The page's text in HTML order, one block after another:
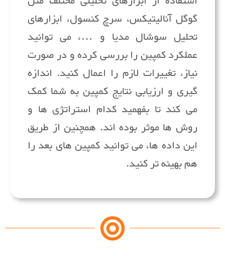
گوگل آنالیتیکس، سرچ کنسول، ابزارهای
تحلیل سوشال مدیا و …، می توانید
عملکرد کمپین را بررسی کرده و در صورت
نیاز، تغییرات لازم را اعمال کنید. اندازه
گیری و ارزیابی نتایج کمپین به شما کمک
می کند تا بفهمید کدام استراتژی ها و
روش ها موثر بوده اند. همچنین از طریق
این داده ها، می توانید کمپین های بعد را
هم بهینه تر کنید.